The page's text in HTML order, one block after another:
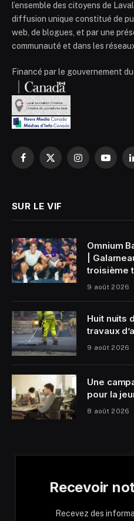
l’ensemble des citoyens de
diffusion unique constitué de
web, de blogues, et par une
communauté et dans les
Financé par le gouvernement
Facebook
X
Instagram
SUR LE VIF
Omnium
|
troisième
9 août 2026
Huit nuits
travaux
9 août 2026
Une
pour la
8 août 2026
Recevoir
Recevez des